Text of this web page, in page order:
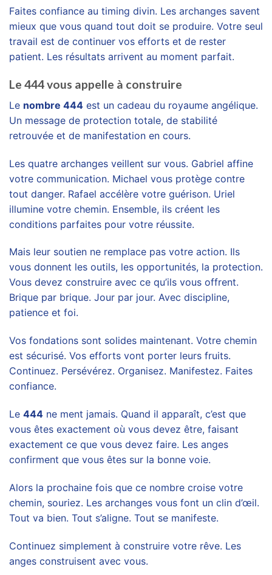
Faites confiance au timing divin. Les archanges savent
mieux que vous quand tout doit se produire. Votre seul
travail est de continuer vos efforts et de rester
patient. Les résultats arrivent au moment parfait.
Le 444 vous appelle à construire
Le nombre 444 est un cadeau du royaume angélique.
Un message de protection totale, de stabilité
retrouvée et de manifestation en cours.
Les quatre archanges veillent sur vous. Gabriel affine
votre communication. Michael vous protège contre
tout danger. Rafael accélère votre guérison. Uriel
illumine votre chemin. Ensemble, ils créent les
conditions parfaites pour votre réussite.
Mais leur soutien ne remplace pas votre action. Ils
vous donnent les outils, les opportunités, la protection.
Vous devez construire avec ce qu’ils vous offrent.
Brique par brique. Jour par jour. Avec discipline,
patience et foi.
Vos fondations sont solides maintenant. Votre chemin
est sécurisé. Vos efforts vont porter leurs fruits.
Continuez. Persévérez. Organisez. Manifestez. Faites
confiance.
Le 444 ne ment jamais. Quand il apparaît, c’est que
vous êtes exactement où vous devez être, faisant
exactement ce que vous devez faire. Les anges
confirment que vous êtes sur la bonne voie.
Alors la prochaine fois que ce nombre croise votre
chemin, souriez. Les archanges vous font un clin d’œil.
Tout va bien. Tout s’aligne. Tout se manifeste.
Continuez simplement à construire votre rêve. Les
anges construisent avec vous.